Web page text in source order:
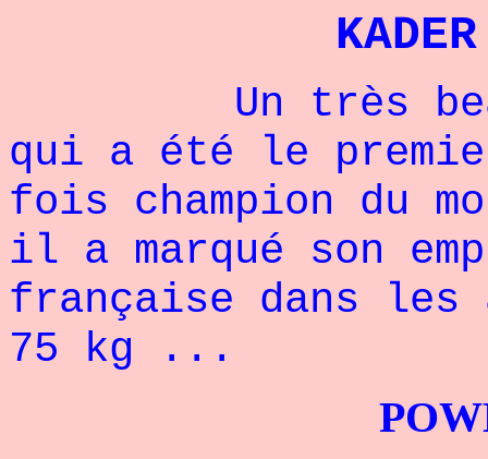
Un très beau
qui a été le
fois champion du
il a marqué son
française dans les
75 kg ...